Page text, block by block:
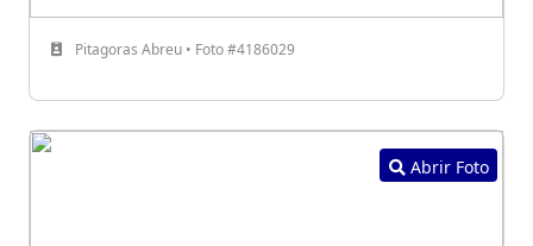
Pitagoras Abreu • Foto #4186029
Abrir Foto